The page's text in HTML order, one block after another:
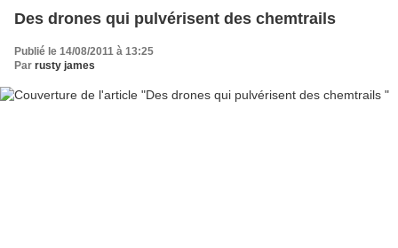
Des drones qui pulvérisent des chemtrails
Publié le 14/08/2011 à 13:25
Par rusty james